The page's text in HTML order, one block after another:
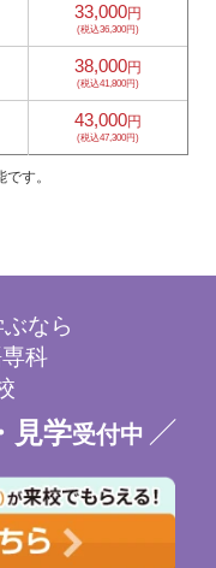
33,000円
(税込36,300円)
38,000円
(税込41,800円)
43,000円
(税込47,300円)
す。
なら
科
見学受付中